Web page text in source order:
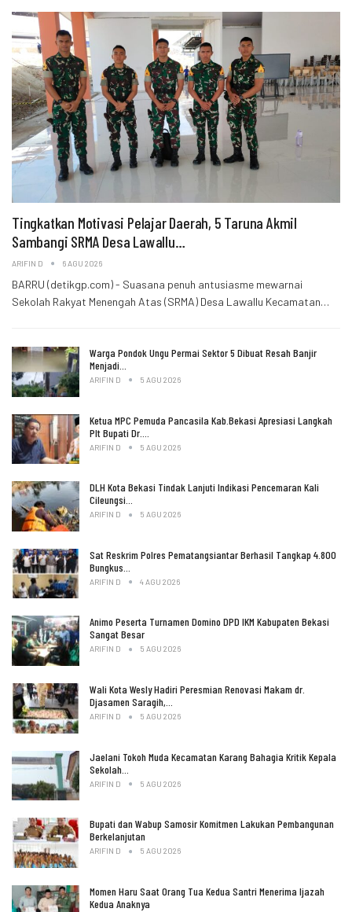
Tingkatkan Motivasi Pelajar Daerah, 5 Taruna Akmil
Sambangi SRMA Desa Lawallu…
ARIFIN D 6 AGU 2026
BARRU (detikgp.com) - Suasana penuh antusiasme mewarnai
Sekolah Rakyat Menengah Atas (SRMA) Desa Lawallu Kecamatan…
Warga Pondok Ungu Permai Sektor 5 Dibuat Resah Banjir
Menjadi…
ARIFIN D 5 AGU 2026
Ketua MPC Pemuda Pancasila Kab.Bekasi Apresiasi Langkah
Plt Bupati Dr.…
ARIFIN D 5 AGU 2026
DLH Kota Bekasi Tindak Lanjuti Indikasi Pencemaran Kali
Cileungsi…
ARIFIN D 5 AGU 2026
Sat Reskrim Polres Pematangsiantar Berhasil Tangkap 4.800
Bungkus…
ARIFIN D 4 AGU 2026
Animo Peserta Turnamen Domino DPD IKM Kabupaten Bekasi
Sangat Besar
ARIFIN D 5 AGU 2026
Wali Kota Wesly Hadiri Peresmian Renovasi Makam dr.
Djasamen Saragih,…
ARIFIN D 5 AGU 2026
Jaelani Tokoh Muda Kecamatan Karang Bahagia Kritik Kepala
Sekolah…
ARIFIN D 5 AGU 2026
Bupati dan Wabup Samosir Komitmen Lakukan Pembangunan
Berkelanjutan
ARIFIN D 5 AGU 2026
Momen Haru Saat Orang Tua Kedua Santri Menerima Ijazah
Kedua Anaknya